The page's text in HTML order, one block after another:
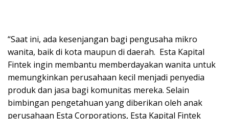
“Saat ini, ada kesenjangan bagi pengusaha mikro
wanita, baik di kota maupun di daerah. Esta Kapital
Fintek ingin membantu memberdayakan wanita untuk
memungkinkan perusahaan kecil menjadi penyedia
produk dan jasa bagi komunitas mereka. Selain
bimbingan pengetahuan yang diberikan oleh anak
perusahaan Esta Corporations, Esta Kapital Fintek